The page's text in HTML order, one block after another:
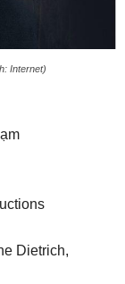
Internet)
Dietrich,